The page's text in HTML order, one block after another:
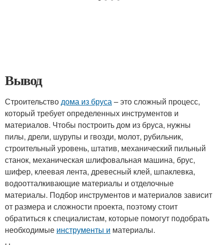
Вывод
Строительстводома из бруса– это сложный процесс,
который требует определенных инструментов и
материалов. Чтобы построить дом из бруса, нужны
пилы, дрели, шурупы и гвозди, молот, рубильник,
строительный уровень, штатив, механический пильный
станок, механическая шлифовальная машина, брус,
шифер, клеевая лента, древесный клей, шпаклевка,
водоотталкивающие материалы и отделочные
материалы. Подбор инструментов и материалов зависит
от размера и сложности проекта, поэтому стоит
обратиться к специалистам, которые помогут подобрать
необходимые инструменты и материалы.